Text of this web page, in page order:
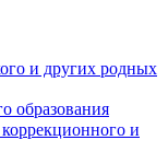
и других родных
образования
и